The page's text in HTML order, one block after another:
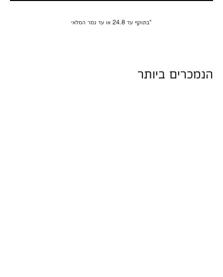
*בתוקף עד 24.8 או עד גמר המלאי
הנמכרים ביותר